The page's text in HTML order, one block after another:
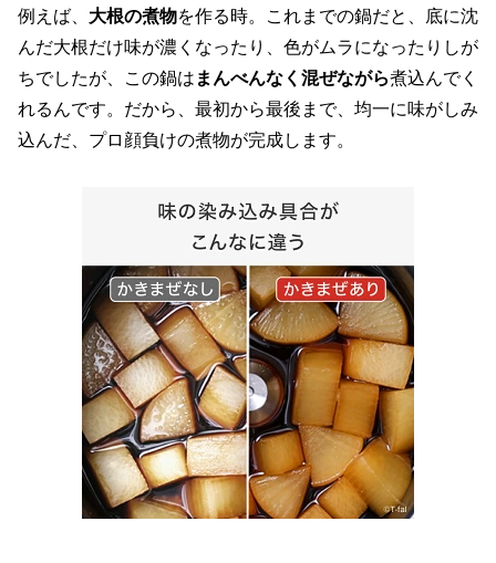
例えば、 大根の煮物を作る時。これまでの鍋だと、底に沈
んだ大根だけ味が濃くなったり、色がムラになったりしが
ちでしたが、この鍋は まんべんなく混ぜながら煮込んでく
れるんです。だから、最初から最後まで、均一に味がしみ
込んだ、プロ顔負けの煮物が完成します。